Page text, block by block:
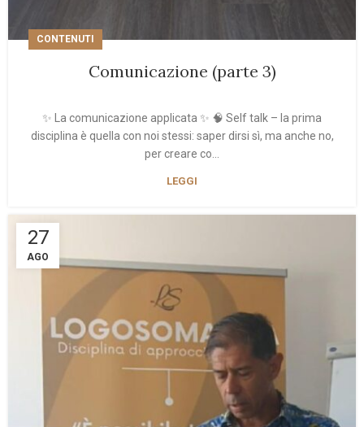
CONTENUTI
Comunicazione (parte 3)
✨ La comunicazione applicata ✨ 🧠 Self talk – la prima
disciplina è quella con noi stessi: saper dirsi sì, ma anche no,
per creare co...
LEGGI
27
AGO